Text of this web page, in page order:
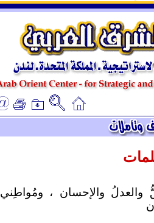
ـ
ـ
والإحسان ، ومُواطِني